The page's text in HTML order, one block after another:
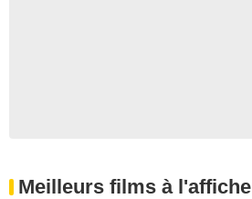
Meilleurs films à l'affiche